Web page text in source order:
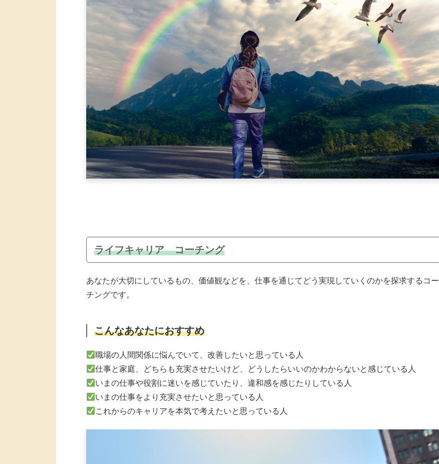
ライフキャリア コーチング
あなたが大切にしているもの、価値観などを、仕事を通じてどう実現していくのかを探求するコー
チングです。
こんなあなたにおすすめ
職場の人間関係に悩んでいて、改善したいと思っている人
仕事と家庭、どちらも充実させたいけど、どうしたらいいのかわからないと感じている人
いまの仕事や役割に迷いを感じていたり、違和感を感じたりしている人
いまの仕事をより充実させたいと思っている人
これからのキャリアを本気で考えたいと思っている人